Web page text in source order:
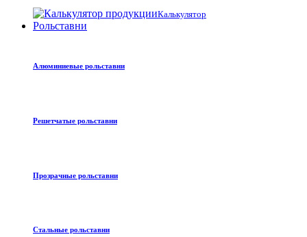
Калькулятор
Рольставни
Алюминиевые рольставни
Решетчатые рольставни
Прозрачные рольставни
Стальные рольставни